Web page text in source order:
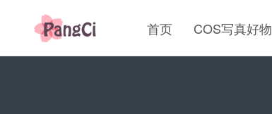
首页 COS写真好物